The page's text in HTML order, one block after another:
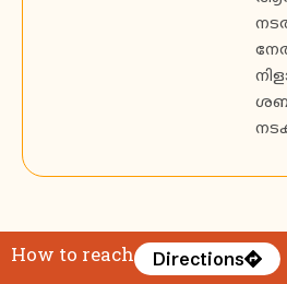
How to reach Directions